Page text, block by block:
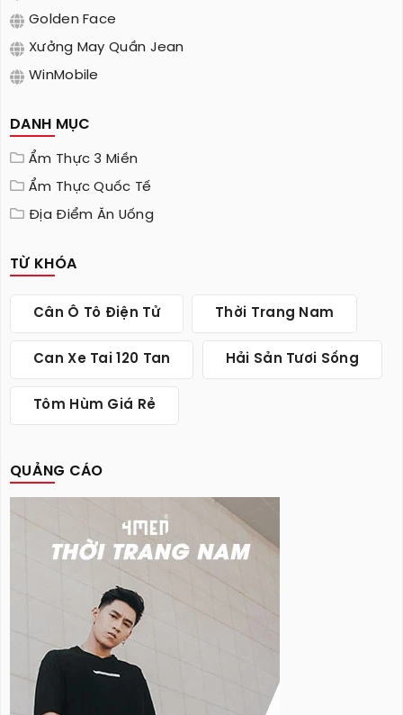
Golden Face
Xưởng May Quần Jean
WinMobile
DANH MỤC
Ẩm Thực 3 Miền
Ẩm Thực Quốc Tế
Địa Điểm Ăn Uống
TỪ KHÓA
Cân Ô Tô Điện Tử Thời Trang Nam
Can Xe Tai 120 Tan Hải Sản Tươi Sống
Tôm Hùm Giá Rẻ
QUẢNG CÁO